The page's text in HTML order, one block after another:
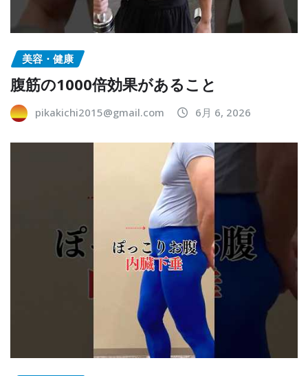
美容・健康
腹筋の1000倍効果があること
pikakichi2015@gmail.com 6月 6, 2026